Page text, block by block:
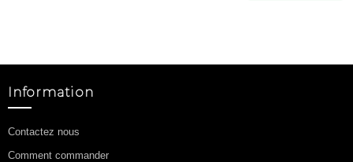
Information
Contactez nous
Comment commander